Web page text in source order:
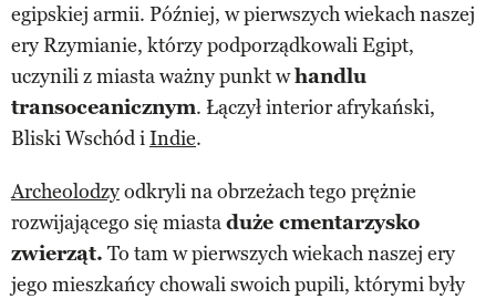
egipskiej armii. Później, w pierwszych wiekach naszej
ery Rzymianie, którzy podporządkowali Egipt,
uczynili z miasta ważny punkt whandlu
transoceanicznym. Łączył interior afrykański,
Bliski Wschód iIndie.
Archeolodzyodkryli na obrzeżach tego prężnie
rozwijającego się miastaduże cmentarzysko
zwierząt. To tam w pierwszych wiekach naszej ery
jego mieszkańcy chowali swoich pupili, którymi były